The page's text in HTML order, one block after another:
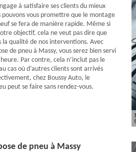
à satisfaire ses clients du mieux
pouvons vous promettre que le montage
se fera de manière rapide. Même si
objectif, cela ne veut pas dire que
la qualité de nos interventions. Avec
de pneu à Massy, vous serez bien servi
Par contre, cela n’inclut pas le
cas où d’autres clients sont arrivés
chez Boussy Auto, le
peut se faire sans rendez-vous.
de pneu à Massy